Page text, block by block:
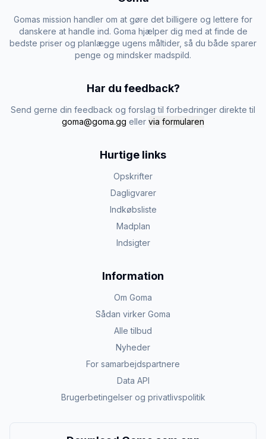
Gomas mission handler om at gøre det billigere og lettere for
danskere at handle ind. Goma hjælper dig med at finde de
bedste priser og planlægge ugens måltider, så du både sparer
penge og mindsker madspild.
Har du feedback?
Send gerne din feedback og forslag til forbedringer direkte til
goma@goma.gg eller via formularen
Hurtige links
Opskrifter
Dagligvarer
Indkøbsliste
Madplan
Indsigter
Information
Om Goma
Sådan virker Goma
Alle tilbud
Nyheder
For samarbejdspartnere
Data API
Brugerbetingelser og privatlivspolitik